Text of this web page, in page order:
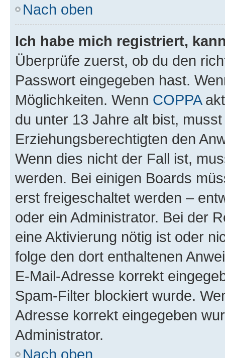
Nach oben
Ich habe mich registriert,
Überprüfe zuerst, ob du den
Passwort eingegeben hast.
Möglichkeiten. Wenn COPPA
du unter 13 Jahre alt bist,
Erziehungsberechtigten den
Wenn dies nicht der Fall ist,
werden. Bei einigen Boards
erst freigeschaltet werden –
oder ein Administrator. Bei der
eine Aktivierung nötig ist oder
folge den dort enthaltenen
E-Mail-Adresse korrekt
Spam-Filter blockiert wurde.
Adresse korrekt eingegeben
Administrator.
Nach oben